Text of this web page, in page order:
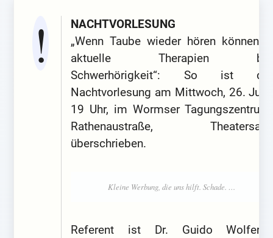
NACHTVORLESUNG
„Wenn Taube wieder hören können –
aktuelle Therapien bei
Schwerhörigkeit“: So ist die
Nachtvorlesung am Mittwoch, 26. Juni,
19 Uhr, im Wormser Tagungszentrum,
Rathenaustraße, Theatersaal,
überschrieben.
Referent ist Dr. Guido Wolferts,